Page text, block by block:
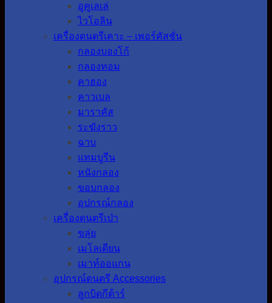
อูคูเลเล่
ไวโอลิน
เครื่องดนตรีเคาะ – เพอร์คัสชั่น
กลองบองโก้
กลองทอม
คาฮอง
คาวเบล
มาราคัส
ระฆังราว
ฉาบ
แทมบูรีน
หนังกลอง
ขอบกลอง
อุปกรณ์กลอง
เครื่องดนตรีเป่า
ขลุ่ย
เมโลเดียน
เมาท์ออแกน
อุปกรณ์ดนตรี Accessories
ลูกบิดกีต้าร์